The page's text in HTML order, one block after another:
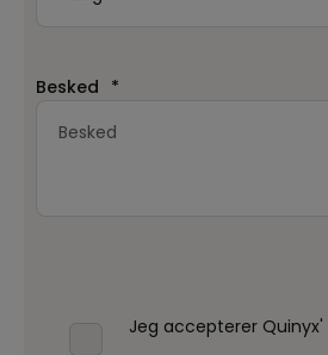
Besked *
Jeg accepterer Quinyx'